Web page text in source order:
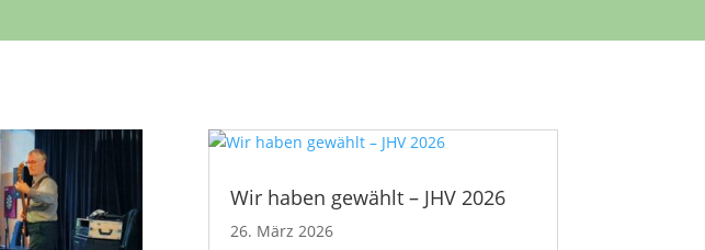
Wir haben gewählt – JHV 2026
26. März 2026